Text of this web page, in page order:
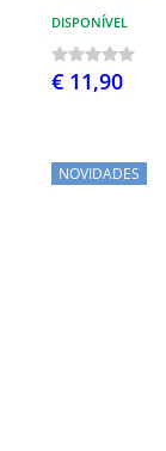
DISPONÍVEL
€ 11,90
NOVIDADES